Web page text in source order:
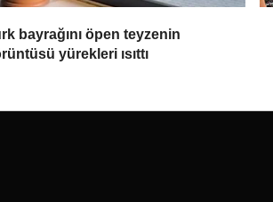
bayrağını öpen teyzenin
yürekleri ısıttı